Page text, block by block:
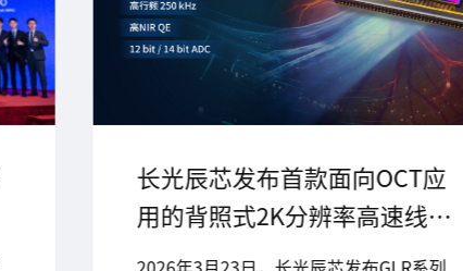
长光辰芯发布首款面向OCT应
用的背照式2K分辨率高速线阵
图像传感器GLR1002BSI-S